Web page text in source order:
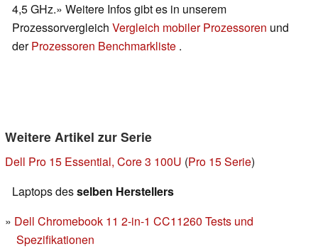
4,5 GHz.» Weitere Infos gibt es in unserem
Prozessorvergleich Vergleich mobiler Prozessoren und
derProzessoren Benchmarkliste .
Weitere Artikel zur Serie
Dell Pro 15 Essential, Core 3 100U (Pro 15 Serie)
Laptops desselben Herstellers
Dell Chromebook 11 2-in-1 CC11260 Tests und
Spezifikationen